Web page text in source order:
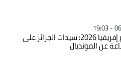
كأس أمم إفريقيا 2026: سيدات الجزائر على